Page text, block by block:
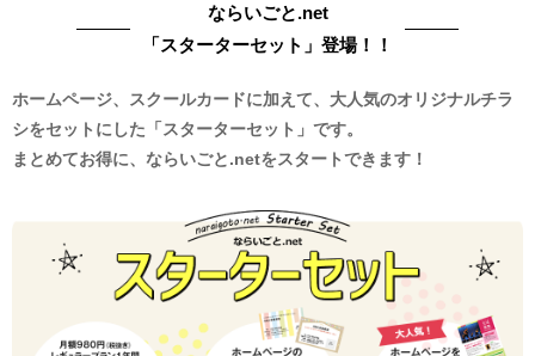
ならいごと.net
「スターターセット」登場！！
ホームページ、スクールカードに加えて、大人気のオリジナルチラ
シをセットにした「スターターセット」です。
まとめてお得に、ならいごと.netをスタートできます！